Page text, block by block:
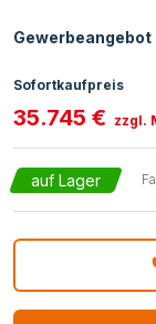
Gewerbeangebot
Sofortkaufpreis
35.745 € zzgl.
auf Lager